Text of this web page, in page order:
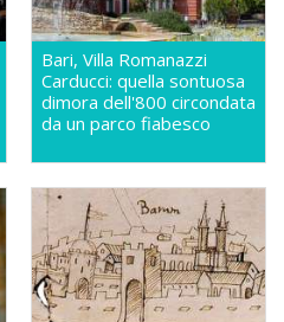
Bari, Villa Romanazzi
Carducci: quella sontuosa
dimora dell'800 circondata
da un parco fiabesco